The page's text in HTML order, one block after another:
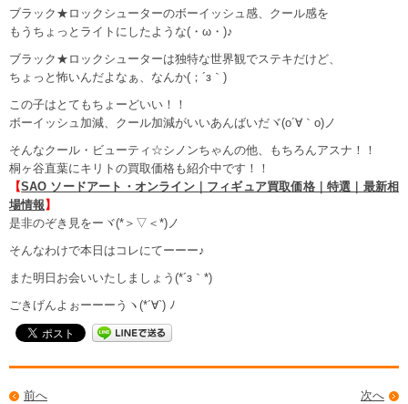
ブラック★ロックシューターのボーイッシュ感、クール感を
もうちょっとライトにしたような(・ω・)♪
ブラック★ロックシューターは独特な世界観でステキだけど、
ちょっと怖いんだよなぁ、なんか(；´з｀)
この子はとてもちょーどいい！！
ボーイッシュ加減、クール加減がいいあんばいだヾ(o´∀｀o)ノ
そんなクール・ビューティ☆シノンちゃんの他、もちろんアスナ！！
桐ヶ谷直葉にキリトの買取価格も紹介中です！！
【SAO ソードアート・オンライン｜フィギュア買取価格｜特選｜最新相
場情報】
是非のぞき見をーヾ(*＞▽＜*)ノ
そんなわけで本日はコレにてーーー♪
また明日お会いいたしましょう(*´з｀*)
ごきげんよぉーーーうヽ(*´∀`) ﾉ
次へ
前へ